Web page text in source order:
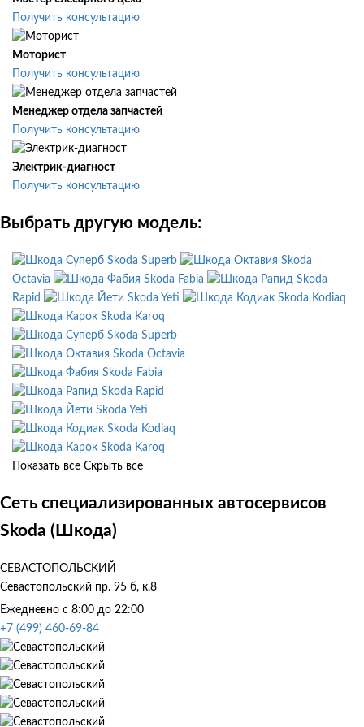
Получить консультацию
Моторист
Получить консультацию
Менеджер отдела запчастей
Получить консультацию
Электрик-диагност
Получить консультацию
Выбрать другую модель:
Skoda Superb
Skoda
Octavia
Skoda Fabia
Skoda
Rapid
Skoda Yeti
Skoda Kodiaq
Skoda Karoq
Skoda Superb
Skoda Octavia
Skoda Fabia
Skoda Rapid
Skoda Yeti
Skoda Kodiaq
Skoda Karoq
Показать все Скрыть все
Сеть специализированных автосервисов
Skoda (Шкода)
СЕВАСТОПОЛЬСКИЙ
Севастопольский пр. 95 б, к.8
Ежедневно с 8:00 до 22:00
+7 (499) 460-69-84